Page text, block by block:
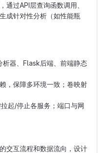
通过API层查询函数调用、
成针对性分析（如性能瓶
器、Flask后端、前端静态
，保障多环境一致；卷映射
起/停止各服务；端口与网
交互流程和数据流向，设计